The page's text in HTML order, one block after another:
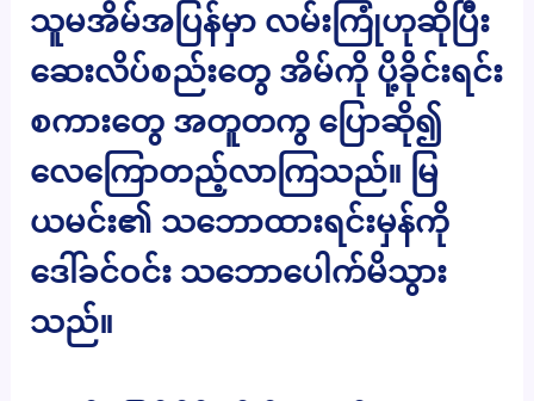
သူမအိမ်အပြန်မှာ လမ်းကြုံဟုဆိုပြီး
ဆေးလိပ်စည်းတွေ အိမ်ကို ပို့ခိုင်းရင်း
စကားတွေ အတူတကွ ပြောဆို၍
လေကြောတည့်လာကြသည်။ မြ
ယမင်း၏ သဘောထားရင်းမှန်ကို
ဒေါ်ခင်ဝင်း သဘောပေါက်မိသွား
သည်။